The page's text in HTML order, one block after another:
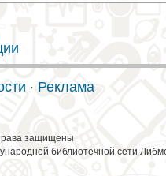
· Реклама
защищены
библиотечной сети